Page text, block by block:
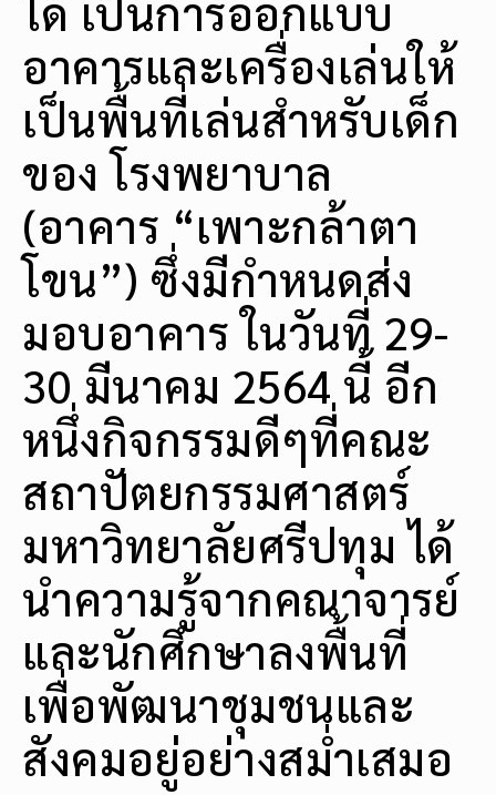
ได้ เป็นการออกแบบ
อาคารและเครื่องเล่นให้
เป็นพื้นที่เล่นสำหรับเด็ก
ของ โรงพยาบาล
(อาคาร “เพาะกล้าตา
โขน”) ซึ่งมีกำหนดส่ง
มอบอาคาร ในวันที่ 29-
30 มีนาคม 2564 นี้ อีก
หนึ่งกิจกรรมดีๆที่คณะ
สถาปัตยกรรมศาสตร์
มหาวิทยาลัยศรีปทุม ได้
นำความรู้จากคณาจารย์
และนักศึกษาลงพื้นที่
เพื่อพัฒนาชุมชนและ
สังคมอยู่อย่างสม่ำเสมอ